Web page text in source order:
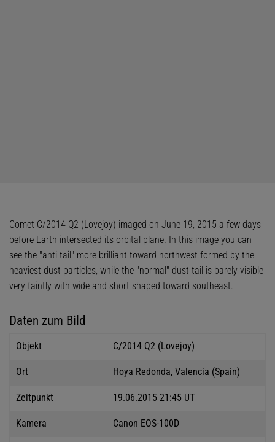
Comet C/2014 Q2 (Lovejoy) imaged on June 19, 2015 a few days
before Earth intersected its orbital plane. In this image you can
see the "anti-tail" more brilliant toward northwest formed by the
heaviest dust particles, while the "normal" dust tail is barely visible
very faintly with wide and short shaped toward southeast.
Daten zum Bild
Objekt C/2014 Q2 (Lovejoy)
Ort Hoya Redonda, Valencia (Spain)
Zeitpunkt 19.06.2015 21:45 UT
Kamera Canon EOS-100D